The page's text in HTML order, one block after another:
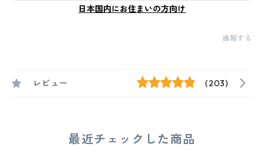
日本国内にお住まいの方向け
通報する
レビュー (203)
最近チェックした商品